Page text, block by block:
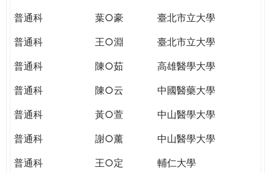
普通科
葉○豪
臺北市立大學
普通科
王○淵
臺北市立大學
普通科
陳○茹
高雄醫學大學
普通科
陳○云
中國醫藥大學
普通科
黃○萱
中山醫學大學
普通科
謝○薰
中山醫學大學
普通科
王○定
輔仁大學